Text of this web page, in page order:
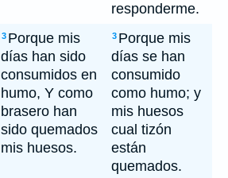
responderme.
3 Porque mis
días han sido
consumidos en
humo, Y como
brasero han
sido quemados
mis huesos.
3 Porque mis
días se han
consumido
como humo; y
mis huesos
cual tizón
están
quemados.